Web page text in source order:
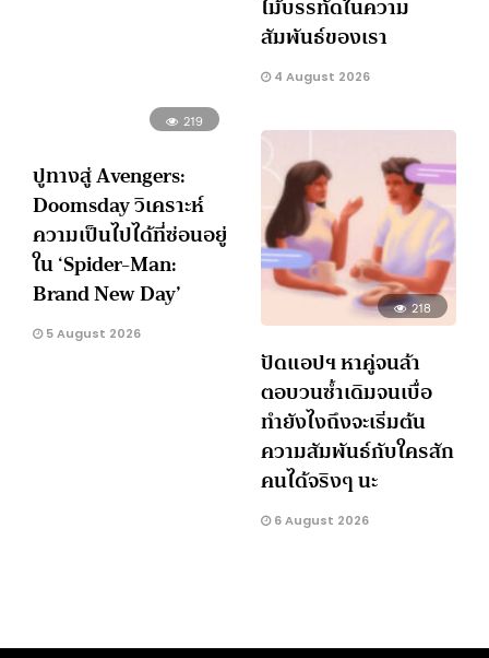
สัมพันธ์ของเรา
4 August 2026
219
ปูทางสู่ Avengers:
Doomsday วิเคราะห์
ความเป็นไปได้ที่ซ่อนอยู่
ใน ‘Spider-Man:
Brand New Day’
5 August 2026
218
ปัดแอปฯ หาคู่จนล้า
ตอบวนซ้ำเดิมจนเบื่อ
ทำยังไงถึงจะเริ่มต้น
ความสัมพันธ์กับใครสัก
คนได้จริงๆ นะ
6 August 2026